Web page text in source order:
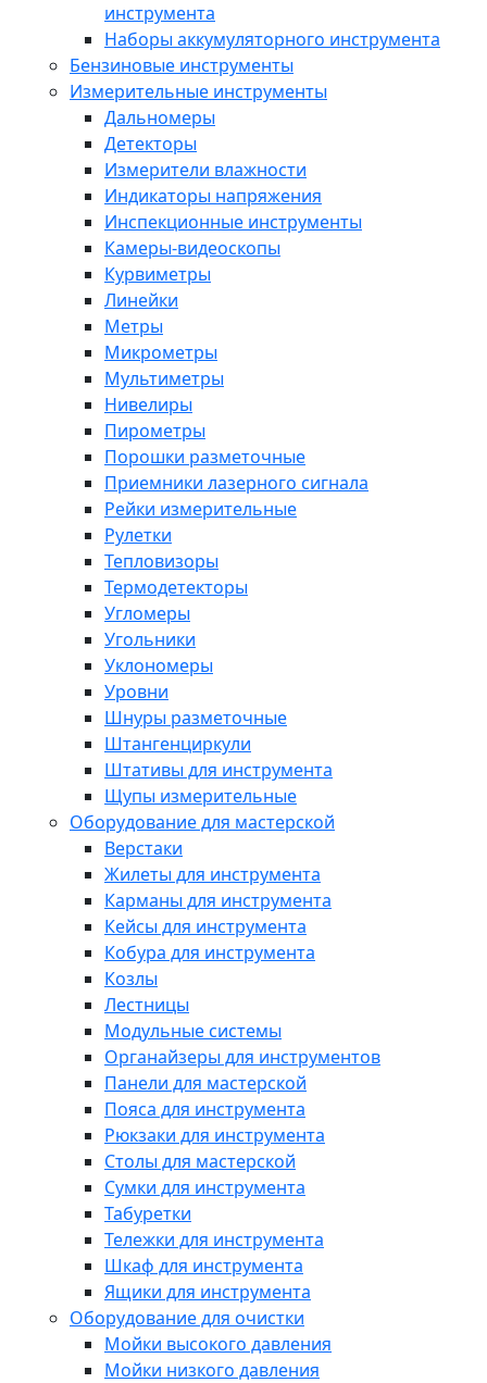
инструмента
Наборы аккумуляторного инструмента
Бензиновые инструменты
Измерительные инструменты
Дальномеры
Детекторы
Измерители влажности
Индикаторы напряжения
Инспекционные инструменты
Камеры-видеоскопы
Курвиметры
Линейки
Метры
Микрометры
Мультиметры
Нивелиры
Пирометры
Порошки разметочные
Приемники лазерного сигнала
Рейки измерительные
Рулетки
Тепловизоры
Термодетекторы
Угломеры
Угольники
Уклономеры
Уровни
Шнуры разметочные
Штангенциркули
Штативы для инструмента
Щупы измерительные
Оборудование для мастерской
Верстаки
Жилеты для инструмента
Карманы для инструмента
Кейсы для инструмента
Кобура для инструмента
Козлы
Лестницы
Модульные системы
Органайзеры для инструментов
Панели для мастерской
Пояса для инструмента
Рюкзаки для инструмента
Столы для мастерской
Сумки для инструмента
Табуретки
Тележки для инструмента
Шкаф для инструмента
Ящики для инструмента
Оборудование для очистки
Мойки высокого давления
Мойки низкого давления